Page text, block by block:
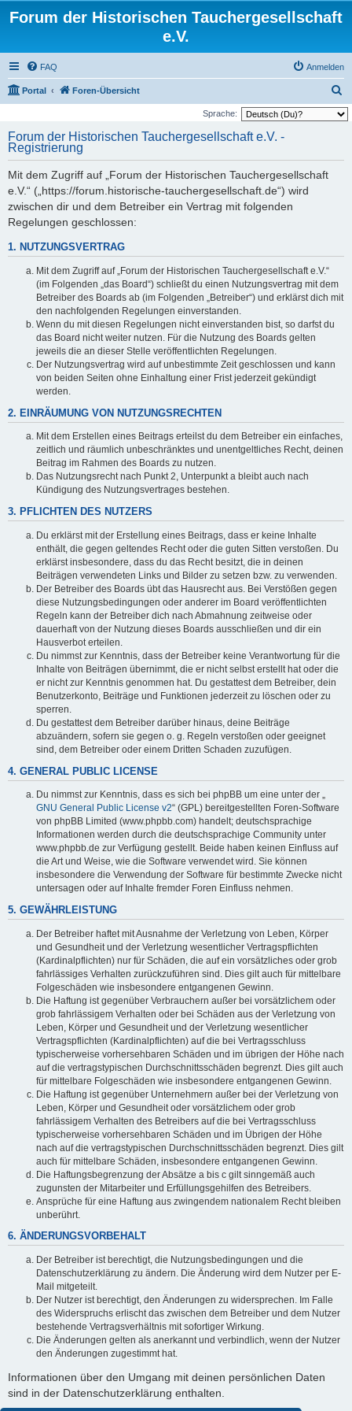
Forum der Historischen Tauchergesellschaft
e.V.
FAQ Anmelden
Portal Foren-Übersicht
u
Sprache:
Forum der Historischen Tauchergesellschaft e.V. -
Registrierung
Mit dem Zugriff auf „Forum der Historischen Tauchergesellschaft
e.V.“ („https://forum.historische-tauchergesellschaft.de“) wird
zwischen dir und dem Betreiber ein Vertrag mit folgenden
Regelungen geschlossen:
1. NUTZUNGSVERTRAG
Mit dem Zugriff auf „Forum der Historischen Tauchergesellschaft e.V.“
(im Folgenden „das Board“) schließt du einen Nutzungsvertrag mit dem
Betreiber des Boards ab (im Folgenden „Betreiber“) und erklärst dich mit
den nachfolgenden Regelungen einverstanden.
Wenn du mit diesen Regelungen nicht einverstanden bist, so darfst du
das Board nicht weiter nutzen. Für die Nutzung des Boards gelten
jeweils die an dieser Stelle veröffentlichten Regelungen.
Der Nutzungsvertrag wird auf unbestimmte Zeit geschlossen und kann
von beiden Seiten ohne Einhaltung einer Frist jederzeit gekündigt
werden.
2. EINRÄUMUNG VON NUTZUNGSRECHTEN
Mit dem Erstellen eines Beitrags erteilst du dem Betreiber ein einfaches,
zeitlich und räumlich unbeschränktes und unentgeltliches Recht, deinen
Beitrag im Rahmen des Boards zu nutzen.
Das Nutzungsrecht nach Punkt 2, Unterpunkt a bleibt auch nach
Kündigung des Nutzungsvertrages bestehen.
3. PFLICHTEN DES NUTZERS
Du erklärst mit der Erstellung eines Beitrags, dass er keine Inhalte
enthält, die gegen geltendes Recht oder die guten Sitten verstoßen. Du
erklärst insbesondere, dass du das Recht besitzt, die in deinen
Beiträgen verwendeten Links und Bilder zu setzen bzw. zu verwenden.
Der Betreiber des Boards übt das Hausrecht aus. Bei Verstößen gegen
diese Nutzungsbedingungen oder anderer im Board veröffentlichten
Regeln kann der Betreiber dich nach Abmahnung zeitweise oder
dauerhaft von der Nutzung dieses Boards ausschließen und dir ein
Hausverbot erteilen.
Du nimmst zur Kenntnis, dass der Betreiber keine Verantwortung für die
Inhalte von Beiträgen übernimmt, die er nicht selbst erstellt hat oder die
er nicht zur Kenntnis genommen hat. Du gestattest dem Betreiber, dein
Benutzerkonto, Beiträge und Funktionen jederzeit zu löschen oder zu
sperren.
Du gestattest dem Betreiber darüber hinaus, deine Beiträge
abzuändern, sofern sie gegen o. g. Regeln verstoßen oder geeignet
sind, dem Betreiber oder einem Dritten Schaden zuzufügen.
4. GENERAL PUBLIC LICENSE
Du nimmst zur Kenntnis, dass es sich bei phpBB um eine unter der „
GNU General Public License v2“ (GPL) bereitgestellten Foren-Software
von phpBB Limited (www.phpbb.com) handelt; deutschsprachige
Informationen werden durch die deutschsprachige Community unter
www.phpbb.de zur Verfügung gestellt. Beide haben keinen Einfluss auf
die Art und Weise, wie die Software verwendet wird. Sie können
insbesondere die Verwendung der Software für bestimmte Zwecke nicht
untersagen oder auf Inhalte fremder Foren Einfluss nehmen.
5. GEWÄHRLEISTUNG
Der Betreiber haftet mit Ausnahme der Verletzung von Leben, Körper
und Gesundheit und der Verletzung wesentlicher Vertragspflichten
(Kardinalpflichten) nur für Schäden, die auf ein vorsätzliches oder grob
fahrlässiges Verhalten zurückzuführen sind. Dies gilt auch für mittelbare
Folgeschäden wie insbesondere entgangenen Gewinn.
Die Haftung ist gegenüber Verbrauchern außer bei vorsätzlichem oder
grob fahrlässigem Verhalten oder bei Schäden aus der Verletzung von
Leben, Körper und Gesundheit und der Verletzung wesentlicher
Vertragspflichten (Kardinalpflichten) auf die bei Vertragsschluss
typischerweise vorhersehbaren Schäden und im übrigen der Höhe nach
auf die vertragstypischen Durchschnittsschäden begrenzt. Dies gilt auch
für mittelbare Folgeschäden wie insbesondere entgangenen Gewinn.
Die Haftung ist gegenüber Unternehmern außer bei der Verletzung von
Leben, Körper und Gesundheit oder vorsätzlichem oder grob
fahrlässigem Verhalten des Betreibers auf die bei Vertragsschluss
typischerweise vorhersehbaren Schäden und im Übrigen der Höhe
nach auf die vertragstypischen Durchschnittsschäden begrenzt. Dies gilt
auch für mittelbare Schäden, insbesondere entgangenen Gewinn.
Die Haftungsbegrenzung der Absätze a bis c gilt sinngemäß auch
zugunsten der Mitarbeiter und Erfüllungsgehilfen des Betreibers.
Ansprüche für eine Haftung aus zwingendem nationalem Recht bleiben
unberührt.
6. ÄNDERUNGSVORBEHALT
Der Betreiber ist berechtigt, die Nutzungsbedingungen und die
Datenschutzerklärung zu ändern. Die Änderung wird dem Nutzer per E-
Mail mitgeteilt.
Der Nutzer ist berechtigt, den Änderungen zu widersprechen. Im Falle
des Widerspruchs erlischt das zwischen dem Betreiber und dem Nutzer
bestehende Vertragsverhältnis mit sofortiger Wirkung.
Die Änderungen gelten als anerkannt und verbindlich, wenn der Nutzer
den Änderungen zugestimmt hat.
Informationen über den Umgang mit deinen persönlichen Daten
sind in der Datenschutzerklärung enthalten.